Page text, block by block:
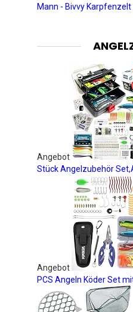
Mann - Bivvy Karpfenzelt
Angebot
Stück Angelzubehör
Angebot
PCS Angeln Köder Set